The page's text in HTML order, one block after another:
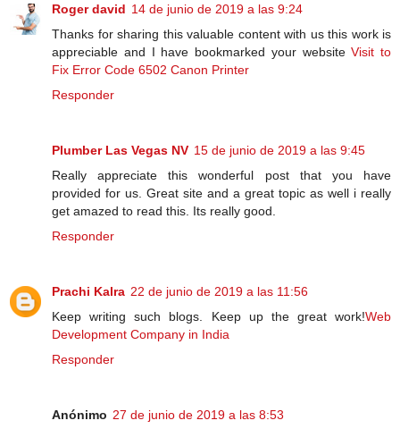
Roger david 14 de junio de 2019 a las 9:24
Thanks for sharing this valuable content with us this work is
appreciable and I have bookmarked your websiteVisit to
Fix Error Code 6502 Canon Printer
Responder
Plumber Las Vegas NV 15 de junio de 2019 a las 9:45
Really appreciate this wonderful post that you have
provided for us. Great site and a great topic as well i really
get amazed to read this. Its really good.
Responder
Prachi Kalra 22 de junio de 2019 a las 11:56
Keep writing such blogs. Keep up the great work!Web
Development Company in India
Responder
Anónimo 27 de junio de 2019 a las 8:53